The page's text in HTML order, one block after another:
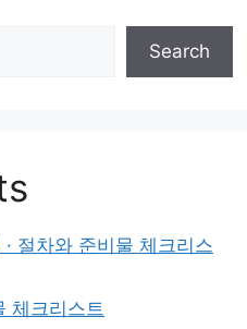
Search
절차와 준비물 체크리스
체크리스트